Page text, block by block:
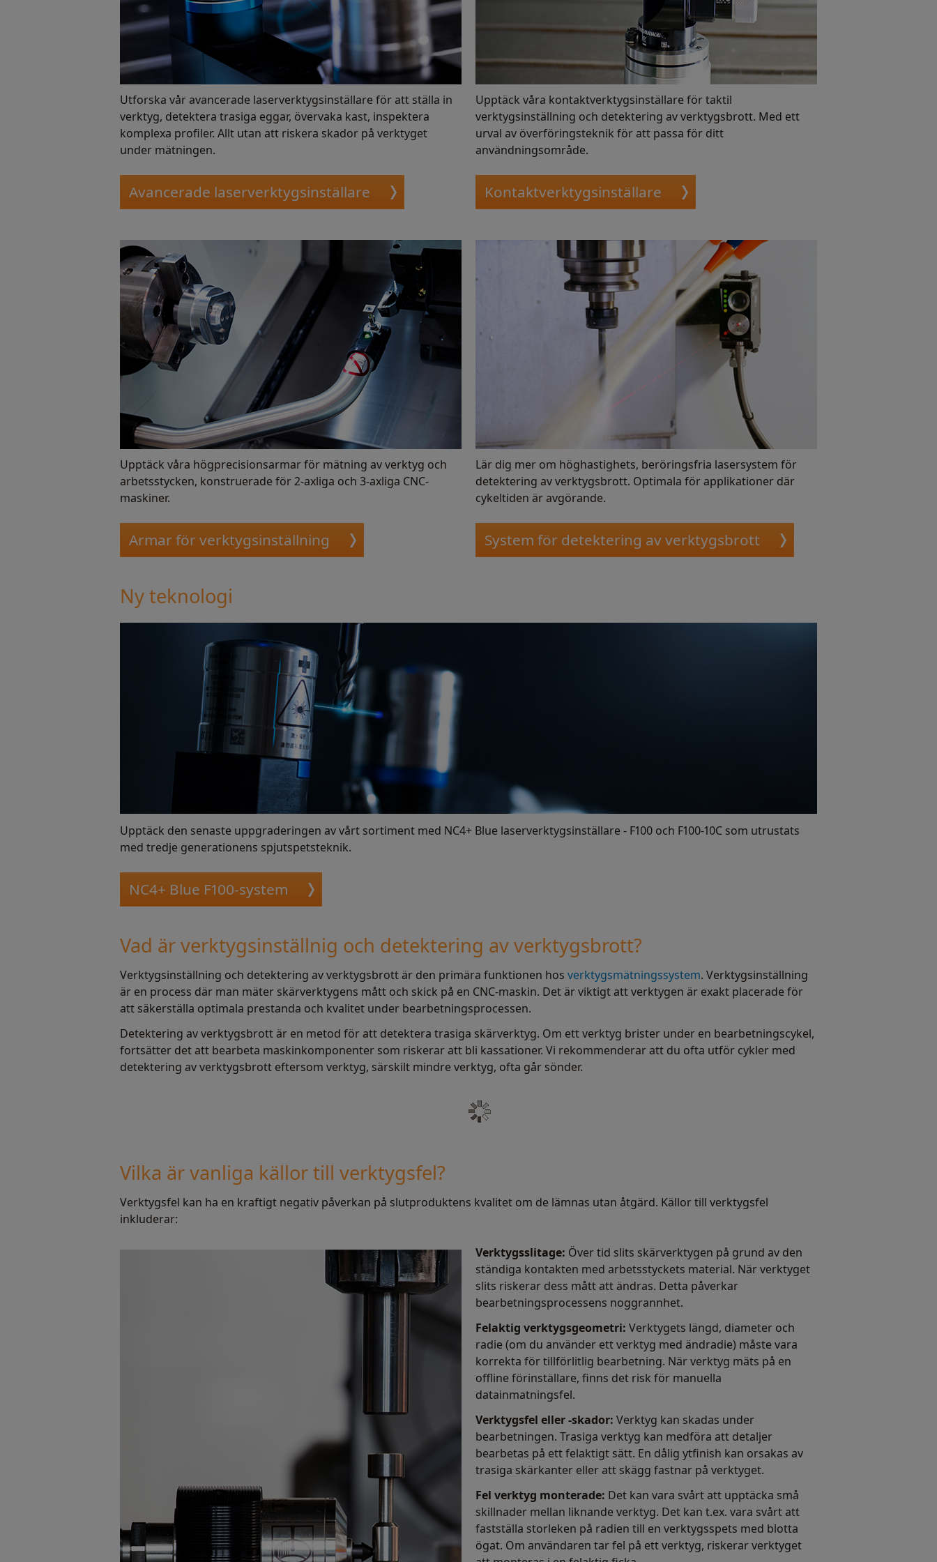
Utforska vår avancerade laserverktygsinställare för att ställa in
verktyg, detektera trasiga eggar, övervaka kast, inspektera
komplexa profiler. Allt utan att riskera skador på verktyget
under mätningen.
Avancerade laserverktygsinställare
Upptäck våra kontaktverktygsinställare för taktil
verktygsinställning och detektering av verktygsbrott. Med ett
urval av överföringsteknik för att passa för ditt
användningsområde.
Kontaktverktygsinställare
Upptäck våra högprecisionsarmar för mätning av verktyg och
arbetsstycken, konstruerade för 2-axliga och 3-axliga CNC-
maskiner.
Armar för verktygsinställning
Lär dig mer om höghastighets, beröringsfria lasersystem för
detektering av verktygsbrott. Optimala för applikationer där
cykeltiden är avgörande.
System för detektering av verktygsbrott
Ny teknologi
Upptäck den senaste uppgraderingen av vårt sortiment med NC4+ Blue laserverktygsinställare - F100 och F100-10C som utrustats
med tredje generationens spjutspetsteknik.
NC4+ Blue F100-system
Vad är verktygsinställnig och detektering av verktygsbrott?
Verktygsinställning och detektering av verktygsbrott är den primära funktionen hos verktygsmätningssystem. Verktygsinställning
är en process där man mäter skärverktygens mått och skick på en CNC-maskin. Det är viktigt att verktygen är exakt placerade för
att säkerställa optimala prestanda och kvalitet under bearbetningsprocessen.
Detektering av verktygsbrott är en metod för att detektera trasiga skärverktyg. Om ett verktyg brister under en bearbetningscykel,
fortsätter det att bearbeta maskinkomponenter som riskerar att bli kassationer. Vi rekommenderar att du ofta utför cykler med
detektering av verktygsbrott eftersom verktyg, särskilt mindre verktyg, ofta går sönder.
Vilka är vanliga källor till verktygsfel?
Verktygsfel kan ha en kraftigt negativ påverkan på slutproduktens kvalitet om de lämnas utan åtgärd. Källor till verktygsfel
inkluderar:
Verktygsslitage: Över tid slits skärverktygen på grund av den
ständiga kontakten med arbetsstyckets material. När verktyget
slits riskerar dess mått att ändras. Detta påverkar
bearbetningsprocessens noggrannhet.
Felaktig verktygsgeometri: Verktygets längd, diameter och
radie (om du använder ett verktyg med ändradie) måste vara
korrekta för tillförlitlig bearbetning. När verktyg mäts på en
offline förinställare, finns det risk för manuella
datainmatningsfel.
Verktygsfel eller -skador: Verktyg kan skadas under
bearbetningen. Trasiga verktyg kan medföra att detaljer
bearbetas på ett felaktigt sätt. En dålig ytfinish kan orsakas av
trasiga skärkanter eller att skägg fastnar på verktyget.
Fel verktyg monterade: Det kan vara svårt att upptäcka små
skillnader mellan liknande verktyg. Det kan t.ex. vara svårt att
fastställa storleken på radien till en verktygsspets med blotta
ögat. Om användaren tar fel på ett verktyg, riskerar verktyget